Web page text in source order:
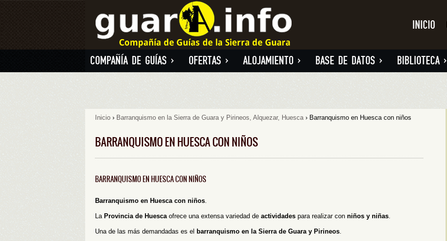
INICIO
COMPAÑÍA DE GUÍAS » OFERTAS » ALOJAMIENTO » BASE DE DATOS » BIBLIOTECA»
Inicio › Barranquismo en la Sierra de Guara y Pirineos, Alquezar, Huesca› Barranquismo en Huesca con niños
BARRANQUISMO EN HUESCA CON NIÑOS
BARRANQUISMO EN HUESCA CON NIÑOS
Barranquismo en Huesca con niños.
La Provincia de Huescaofrece una extensa variedad de actividades para realizar con niños y niñas.
Una de las más demandadas es el barranquismo en la Sierra de Guara y Pirineos.